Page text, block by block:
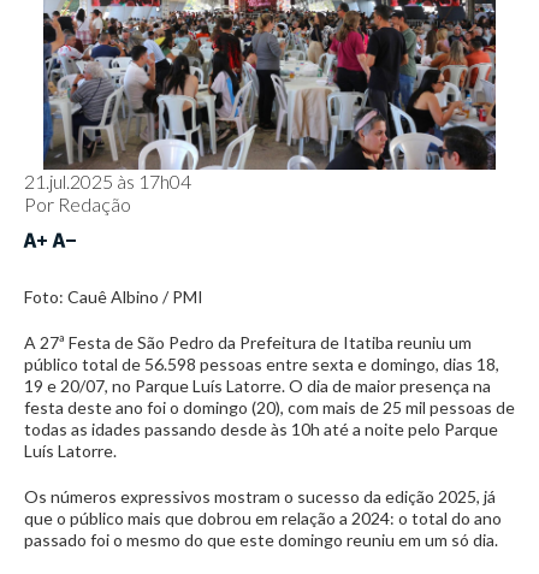
21.jul.2025 às 17h04
Por Redação
Foto: Cauê Albino / PMI
A 27ª Festa de São Pedro da Prefeitura de Itatiba reuniu um
público total de 56.598 pessoas entre sexta e domingo, dias 18,
19 e 20/07, no Parque Luís Latorre. O dia de maior presença na
festa deste ano foi o domingo (20), com mais de 25 mil pessoas de
todas as idades passando desde às 10h até a noite pelo Parque
Luís Latorre.
Os números expressivos mostram o sucesso da edição 2025, já
que o público mais que dobrou em relação a 2024: o total do ano
passado foi o mesmo do que este domingo reuniu em um só dia.